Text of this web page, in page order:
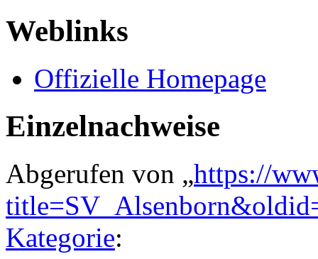
Weblinks
Offizielle Homepage
Einzelnachweise
Abgerufen von „https://
Kategorie: